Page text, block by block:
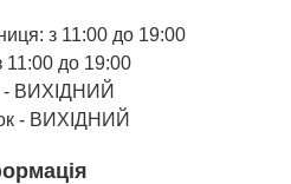
з 11:00 до 19:00
11:00 до 19:00
- ВИХІДНИЙ
- ВИХІДНИЙ